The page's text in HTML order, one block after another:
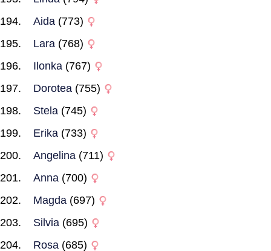
Aida (773)
Lara (768)
Ilonka (767)
Dorotea (755)
Stela (745)
Erika (733)
Angelina (711)
Anna (700)
Magda (697)
Silvia (695)
Rosa (685)